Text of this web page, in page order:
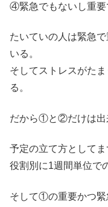
④緊急でもないし重要
たいていの人は緊急
いる。
そしてストレスがた
る。
だから①と②だけは出
予定の立て方としてま
役割別に1週間単位で
そして①の重要かつ緊